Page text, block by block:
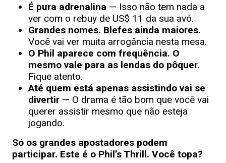
É pura adrenalina — Isso não tem nada a
ver com o rebuy de US$ 11 da sua avó.
Grandes nomes. Blefes ainda maiores.
Você vai ver muita arrogância nesta mesa.
O Phil aparece com frequência. O
mesmo vale para as lendas do pôquer.
Fique atento.
Até quem está apenas assistindo vai se
divertir — O drama é tão bom que você vai
querer assistir mesmo que não esteja
jogando.
Só os grandes apostadores podem
participar. Este é o Phil’s Thrill. Você topa?